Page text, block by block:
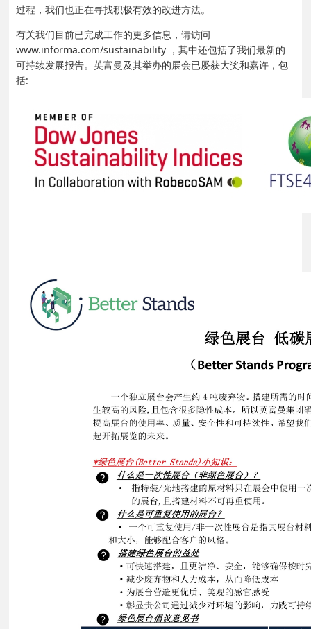
过程，我们也正在寻找积极有效的改进方法。
有关我们目前已完成工作的更多信息，请访问
www.informa.com/sustainability ，其中还包括了我们最新的
可持续发展报告。英富曼及其举办的展会已屡获大奖和嘉许，包
括: